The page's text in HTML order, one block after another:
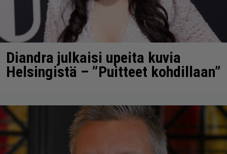
Diandra julkaisi upeita kuvia
Helsingistä – ”Puitteet kohdillaan”